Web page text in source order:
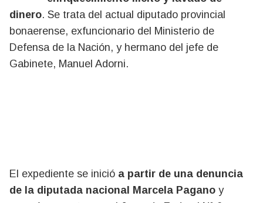
dinero. Se trata del actual diputado provincial
bonaerense, exfuncionario del Ministerio de
Defensa de la Nación, y hermano del jefe de
Gabinete, Manuel Adorni.
El expediente se inició a partir de una denuncia
de la diputada nacional Marcela Pagano y